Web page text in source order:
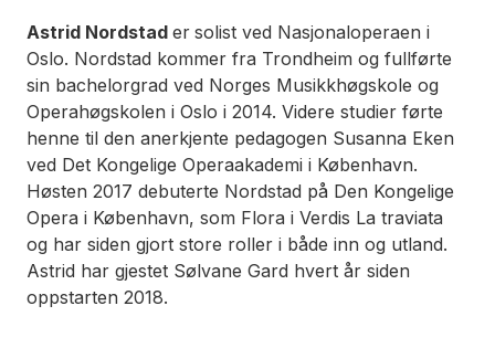
Astrid Nordstad er solist ved Nasjonaloperaen i
Oslo. Nordstad kommer fra Trondheim og fullførte
sin bachelorgrad ved Norges Musikkhøgskole og
Operahøgskolen i Oslo i 2014. Videre studier førte
henne til den anerkjente pedagogen Susanna Eken
ved Det Kongelige Operaakademi i København.
Høsten 2017 debuterte Nordstad på Den Kongelige
Opera i København, som Flora i Verdis La traviata
og har siden gjort store roller i både inn og utland.
Astrid har gjestet Sølvane Gard hvert år siden
oppstarten 2018.